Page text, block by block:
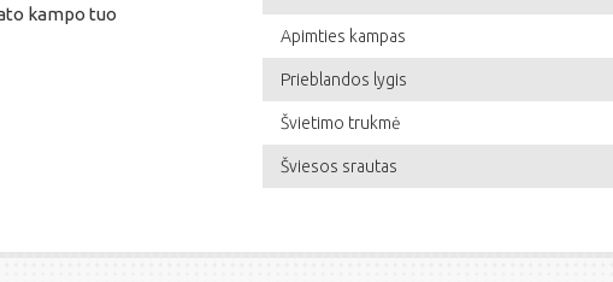
kampo tuo
Apimties kampas
Prieblandos lygis
Švietimo trukmė
Šviesos srautas